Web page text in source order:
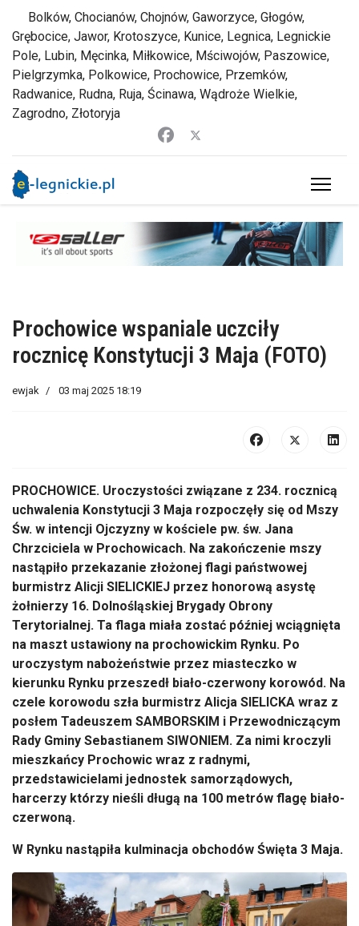
Bolków, Chocianów, Chojnów, Gaworzyce, Głogów,
Grębocice, Jawor, Krotoszyce, Kunice, Legnica, Legnickie
Pole, Lubin, Męcinka, Miłkowice, Mściwojów, Paszowice,
Pielgrzymka, Polkowice, Prochowice, Przemków,
Radwanice, Rudna, Ruja, Ścinawa, Wądroże Wielkie,
Zagrodno, Złotoryja
Prochowice wspaniale uczciły
rocznicę Konstytucji 3 Maja (FOTO)
ewjak 03 maj 2025 18:19
PROCHOWICE. Uroczystości związane z 234. rocznicą
uchwalenia Konstytucji 3 Maja rozpoczęły się od Mszy
Św. w intencji Ojczyzny w kościele pw. św. Jana
Chrzciciela w Prochowicach. Na zakończenie mszy
nastąpiło przekazanie złożonej flagi państwowej
burmistrz Alicji SIELICKIEJ przez honorową asystę
żołnierzy 16. Dolnośląskiej Brygady Obrony
Terytorialnej. Ta flaga miała zostać później wciągnięta
na maszt ustawiony na prochowickim Rynku. Po
uroczystym nabożeństwie przez miasteczko w
kierunku Rynku przeszedł biało-czerwony korowód. Na
czele korowodu szła burmistrz Alicja SIELICKA wraz z
posłem Tadeuszem SAMBORSKIM i Przewodniczącym
Rady Gminy Sebastianem SIWONIEM. Za nimi kroczyli
mieszkańcy Prochowic wraz z radnymi,
przedstawicielami jednostek samorządowych,
harcerzy którzy nieśli długą na 100 metrów flagę biało-
czerwoną.
W Rynku nastąpiła kulminacja obchodów Święta 3 Maja.